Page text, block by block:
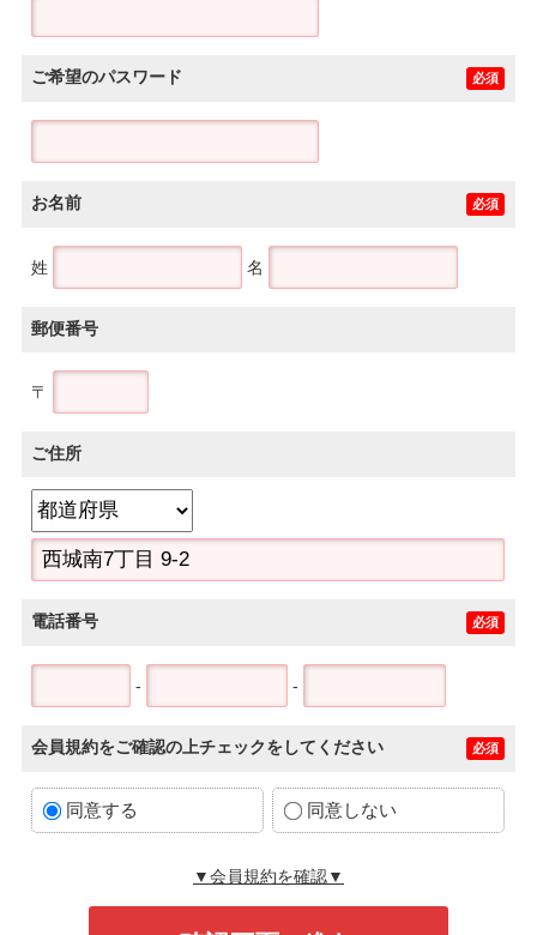
ご希望のパスワード 必須
お名前 必須
姓 名
郵便番号
〒
ご住所
電話番号 必須
- -
会員規約をご確認の上チェックをしてください 必須
同意する 同意しない
▼会員規約を確認▼